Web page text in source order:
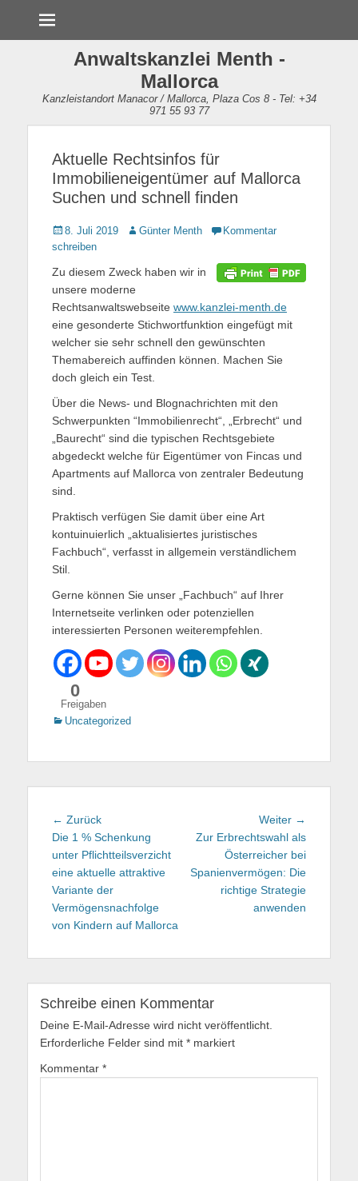
Anwaltskanzlei Menth -
Mallorca
Kanzleistandort Manacor / Mallorca, Plaza Cos 8 - Tel: +34
971 55 93 77
Aktuelle Rechtsinfos für
Immobilieneigentümer auf Mallorca
Suchen und schnell finden
Gepostet
am
8. Juli 2019 AutorGünter Menth
Kommentar
schreiben
Zu diesem Zweck haben wir in
unsere moderne
Rechtsanwaltswebseite www.kanzlei-menth.de
eine gesonderte Stichwortfunktion eingefügt mit
welcher sie sehr schnell den gewünschten
Themabereich auffinden können. Machen Sie
doch gleich ein Test.
Über die News- und Blognachrichten mit den
Schwerpunkten “Immobilienrecht“, „Erbrecht“ und
„Baurecht“ sind die typischen Rechtsgebiete
abgedeckt welche für Eigentümer von Fincas und
Apartments auf Mallorca von zentraler Bedeutung
sind.
Praktisch verfügen Sie damit über eine Art
kontuinuierlich „aktualisiertes juristisches
Fachbuch“, verfasst in allgemein verständlichem
Stil.
Gerne können Sie unser „Fachbuch“ auf Ihrer
Internetseite verlinken oder potenziellen
interessierten Personen weiterempfehlen.
0
Freigaben
Kategorien
Uncategorized
Beitragsnavigation
← Zurück
Beitrag:
Die 1 % Schenkung
unter Pflichtteilsverzicht
eine aktuelle attraktive
Variante der
Vermögensnachfolge
von Kindern auf Mallorca
Weiter →
Zur Erbrechtswahl als
Österreicher bei
Spanienvermögen: Die
richtige Strategie
anwenden
Schreibe einen Kommentar
Deine E-Mail-Adresse wird nicht veröffentlicht.
Erforderliche Felder sind mit * markiert
Kommentar *